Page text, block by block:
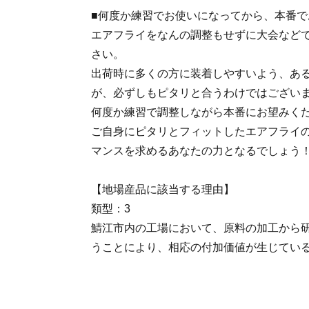
■何度か練習でお使いになってから、本番
エアフライをなんの調整もせずに大会など
さい。
出荷時に多くの方に装着しやすいよう、あ
が、必ずしもピタリと合うわけではござい
何度か練習で調整しながら本番にお望みく
ご自身にピタリとフィットしたエアフライ
マンスを求めるあなたの力となるでしょう
【地場産品に該当する理由】
類型：3
鯖江市内の工場において、原料の加工から
うことにより、相応の付加価値が生じてい